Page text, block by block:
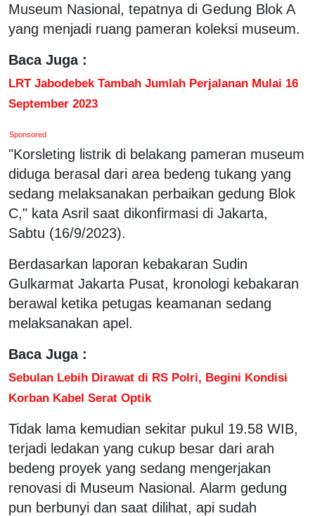
Museum Nasional, tepatnya di Gedung Blok A
yang menjadi ruang pameran koleksi museum.
Baca Juga :
LRT Jabodebek Tambah Jumlah Perjalanan Mulai 16
September 2023
Sponsored
"Korsleting listrik di belakang pameran museum
diduga berasal dari area bedeng tukang yang
sedang melaksanakan perbaikan gedung Blok
C," kata Asril saat dikonfirmasi di Jakarta,
Sabtu (16/9/2023).
Berdasarkan laporan kebakaran Sudin
Gulkarmat Jakarta Pusat, kronologi kebakaran
berawal ketika petugas keamanan sedang
melaksanakan apel.
Baca Juga :
Sebulan Lebih Dirawat di RS Polri, Begini Kondisi
Korban Kabel Serat Optik
Tidak lama kemudian sekitar pukul 19.58 WIB,
terjadi ledakan yang cukup besar dari arah
bedeng proyek yang sedang mengerjakan
renovasi di Museum Nasional. Alarm gedung
pun berbunyi dan saat dilihat, api sudah